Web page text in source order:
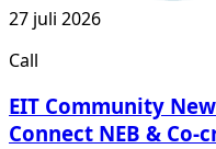
27 juli 2026
Call
EIT Community
Connect NEB & Co-